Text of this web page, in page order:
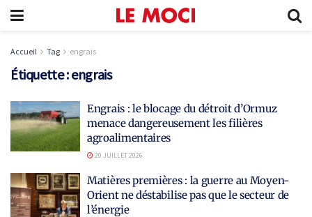
Accueil Tag engrais
Étiquette :engrais
Engrais : le blocage du détroit d’Ormuz
menace dangereusement les filières
agroalimentaires
20 JUILLET 2026
Matières premières : la guerre au Moyen-
Orient ne déstabilise pas que le secteur de
l’énergie